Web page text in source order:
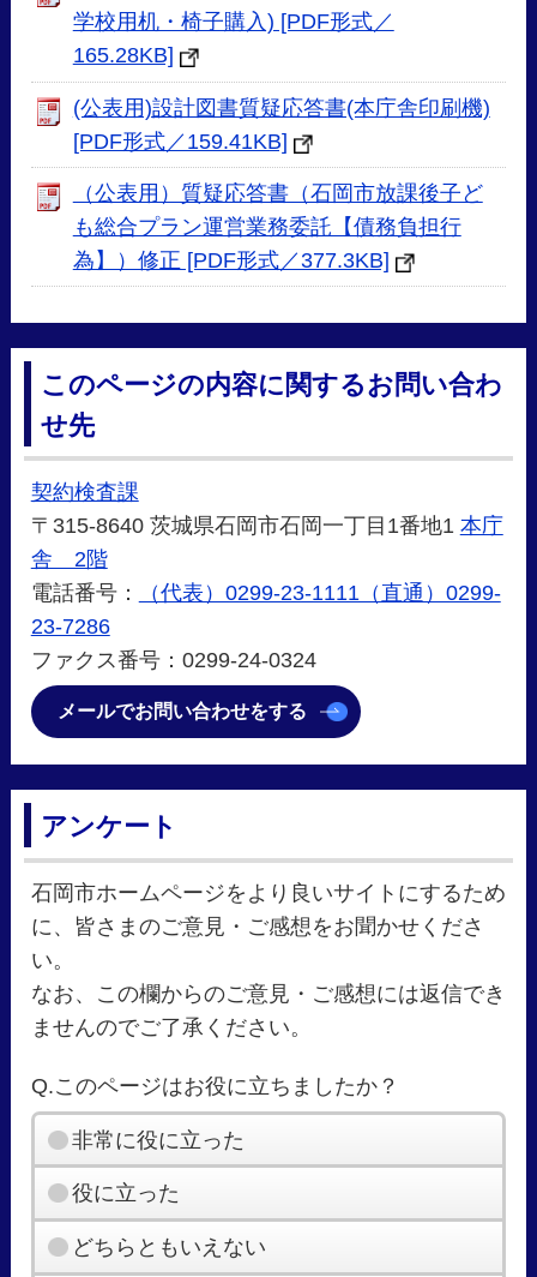
学校用机・椅子購入) [PDF形式／
165.28KB]
(公表用)設計図書質疑応答書(本庁舎印刷機)
[PDF形式／159.41KB]
（公表用）質疑応答書（石岡市放課後子ど
も総合プラン運営業務委託【債務負担行
為】）修正 [PDF形式／377.3KB]
このページの内容に関するお問い合わ
せ先
契約検査課
〒315-8640 茨城県石岡市石岡一丁目1番地1 本庁
舎 2階
電話番号：
（代表）0299-23-1111（直通）0299-
23-7286
ファクス番号：0299-24-0324
メールでお問い合わせをする
アンケート
石岡市ホームページをより良いサイトにするため
に、皆さまのご意見・ご感想をお聞かせくださ
い。
なお、この欄からのご意見・ご感想には返信でき
ませんのでご了承ください。
Q.このページはお役に立ちましたか？
非常に役に立った
役に立った
どちらともいえない